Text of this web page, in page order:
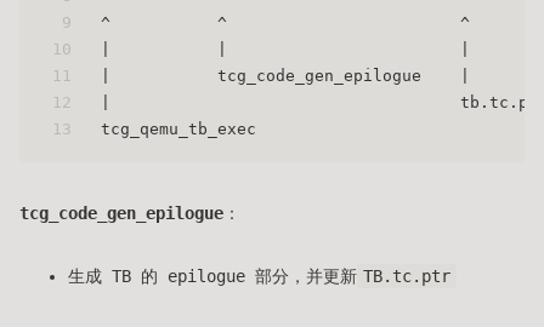
9
10
11
12
13
^           ^
|
|
tcg_code_gen_epilogue ：
生成 TB 的 epilogue 部分，并更新 TB.tc.ptr